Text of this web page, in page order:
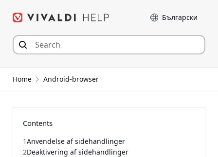
Sprog
Home Android-browser
Contents
1Anvendelse af sidehandlinger
2Deaktivering af sidehandlinger